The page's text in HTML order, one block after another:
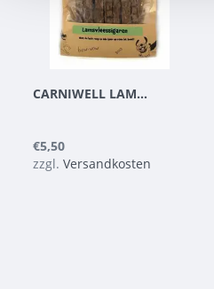
CARNIWELL LAMMFLEISCH-ZIGARREN 100G
€5,50
zzgl. Versandkosten